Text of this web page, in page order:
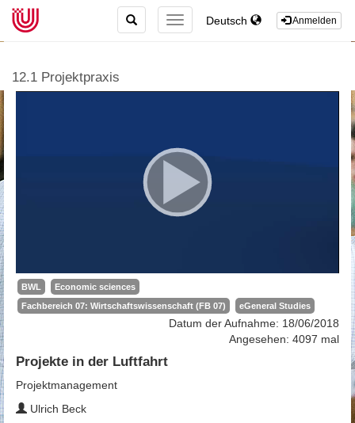
Anmelden
Deutsch
TOGGLE
NAVIGATION
TOGGLE
SEARCH
12.1 Projektpraxis
BWL
Economic sciences
Fachbereich 07: Wirtschaftswissenschaft (FB 07)
eGeneral Studies
Datum der Aufnahme: 18/06/2018
Angesehen: 4097 mal
Projekte in der Luftfahrt
Projektmanagement
Ulrich Beck